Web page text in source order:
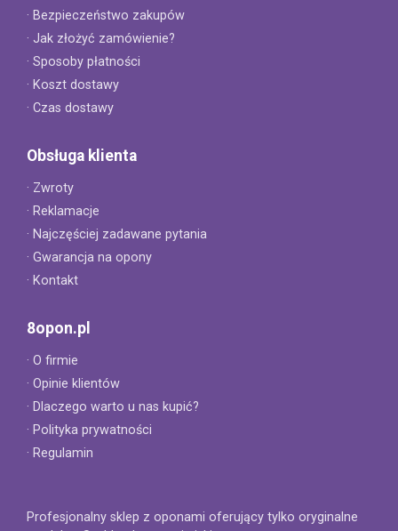
· Bezpieczeństwo zakupów
· Jak złożyć zamówienie?
· Sposoby płatności
· Koszt dostawy
· Czas dostawy
Obsługa klienta
· Zwroty
· Reklamacje
· Najczęściej zadawane pytania
· Gwarancja na opony
· Kontakt
8opon.pl
· O firmie
· Opinie klientów
· Dlaczego warto u nas kupić?
· Polityka prywatności
· Regulamin
Profesjonalny sklep z oponami oferujący tylko oryginalne